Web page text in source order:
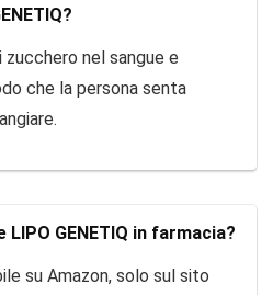
nel sangue e
che la persona senta
GENETIQ in farmacia?
su Amazon, solo sul sito